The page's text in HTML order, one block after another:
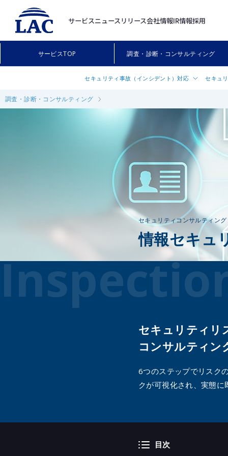
サービスニュースリリース会社情報IR情報採用
サービスTOP 調査・診断・コンサルティング
セキュリティ事故（インシデント）対応
インシデント対応支援サービス「サイ
インシデント対応事前契約サービス「
IRR®（ラック インシデント・レスポン
ス・リテーナー）」
情報漏えい調査
セキュ
セキュリ
ついて
Webアプ
プラット
診断
スマート
Secure
クラウ
SaaS設
生成AI活
調査・診断・コンサルティング
セキュリティコンサルティング
情報セキュ
セキュリティリ
コンサルティン
6つのステップでリスク
クが可視化され、実態
目次